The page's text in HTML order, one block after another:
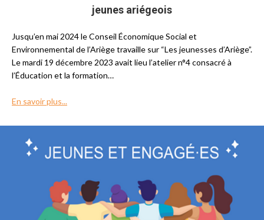
jeunes ariégeois
Jusqu’en mai 2024 le Conseil Économique Social et
Environnemental de l’Ariège travaille sur “Les jeunesses d’Ariège”.
Le mardi 19 décembre 2023 avait lieu l’atelier n°4 consacré à
l’Éducation et la formation…
En savoir plus...